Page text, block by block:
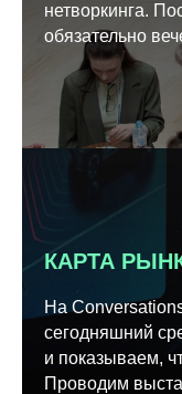
нетворкинга.
обязательно
КАРТА
На
сегодняшний
и показываем,
Проводим